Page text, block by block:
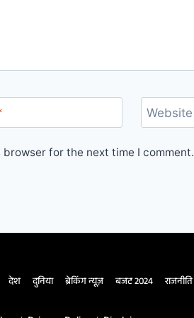
Website
for the next time I comment.
देश दुनिया ब्रेकिंग न्यूज़ बजट 2024 राजनीति